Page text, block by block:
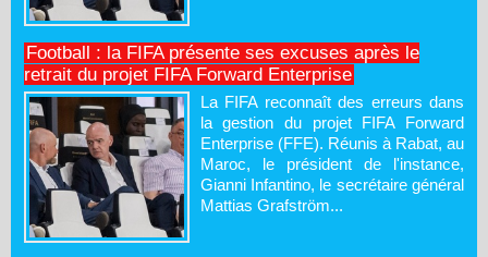
Football : la FIFA présente ses excuses après le
retrait du projet FIFA Forward Enterprise
La FIFA reconnaît des erreurs dans
la gestion du projet FIFA Forward
Enterprise (FFE). Réunis à Rabat, au
Maroc, le président de l'instance,
Gianni Infantino, le secrétaire général
Mattias Grafström...